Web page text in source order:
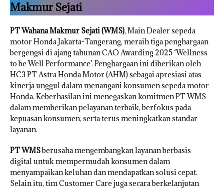
Makmur Sejati
PT Wahana Makmur Sejati (WMS), Main Dealer sepeda
motor Honda Jakarta-Tangerang, meraih tiga penghargaan
bergengsi di ajang tahunan CAO Awarding 2025 ‘Wellness
to be Well Performance’. Penghargaan ini diberikan oleh
HC3 PT Astra Honda Motor (AHM) sebagai apresiasi atas
kinerja unggul dalam menangani konsumen sepeda motor
Honda. Keberhasilan ini menegaskan komitmen PT WMS
dalam memberikan pelayanan terbaik, berfokus pada
kepuasan konsumen, serta terus meningkatkan standar
layanan.
PT WMSberusaha mengembangkan layanan berbasis
digital untuk mempermudah konsumen dalam
menyampaikan keluhan dan mendapatkan solusi cepat.
Selain itu, tim Customer Care juga secara berkelanjutan